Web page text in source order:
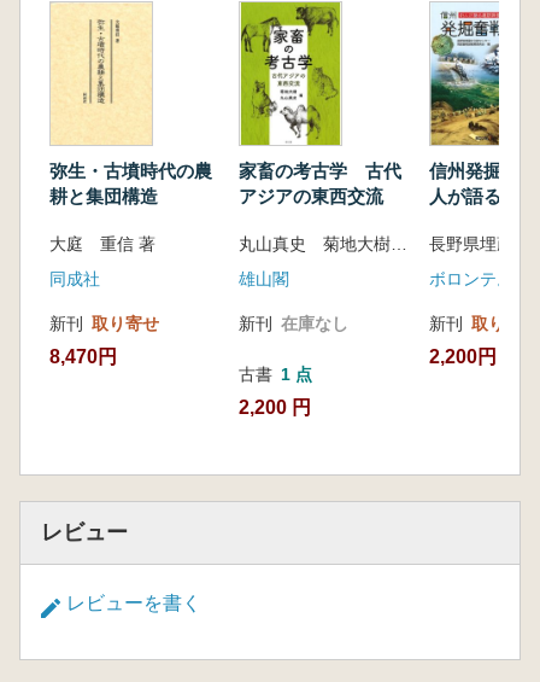
弥生・古墳時代の農
耕と集団構造
大庭 重信 著
同成社
新刊 取り寄せ
8,470円
家畜の考古学 古代
アジアの東西交流
丸山真史 菊地大樹 編
雄山閣
新刊 在庫なし
古書 1 点
2,200 円
信州発掘奮
人が語る遺
ボロンテ。
新刊 取り寄せ
2,200円
レビュー
レビューを書く